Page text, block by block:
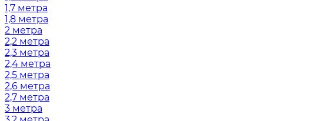
1,7 метра
1,8 метра
2 метра
2,2 метра
2,3 метра
2,4 метра
2,5 метра
2,6 метра
2,7 метра
3 метра